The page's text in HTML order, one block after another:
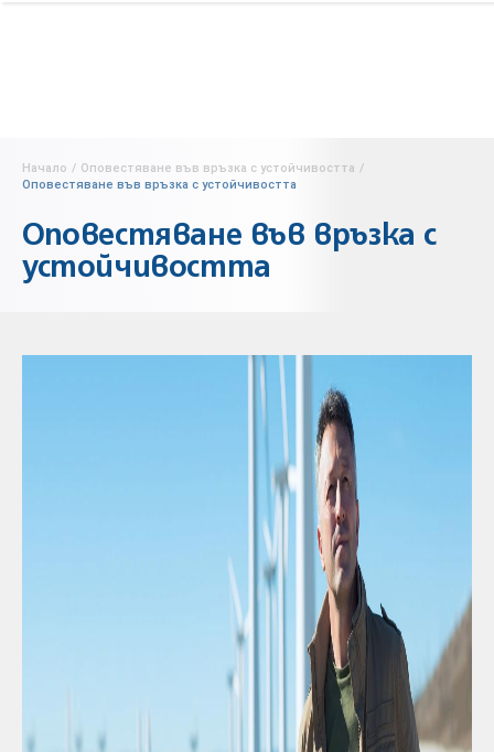
Начало / Оповестяване във връзка с устойчивостта /
Оповестяване във връзка с устойчивостта
Оповестяване във връзка с
устойчивостта